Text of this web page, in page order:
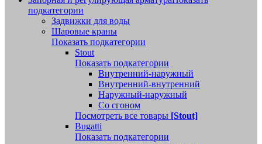
подкатегории
Задвижки для воды
Шаровые краны
Показать подкатегории
Stout
Показать подкатегории
Внутренний-наружный
Внутренний-внутренний
Наружный-наружный
Со сгоном
Посмотреть все товары [Stout]
Bugatti
Показать подкатегории